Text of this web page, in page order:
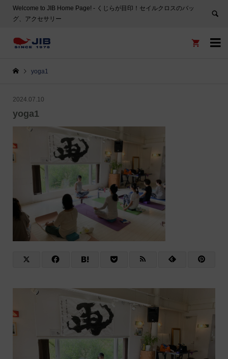
Welcome to JIB Home Page! ‐ くじらが目印！セイルクロスのバッ
グ、アクセサリー


yoga1
2024.07.10
yoga1